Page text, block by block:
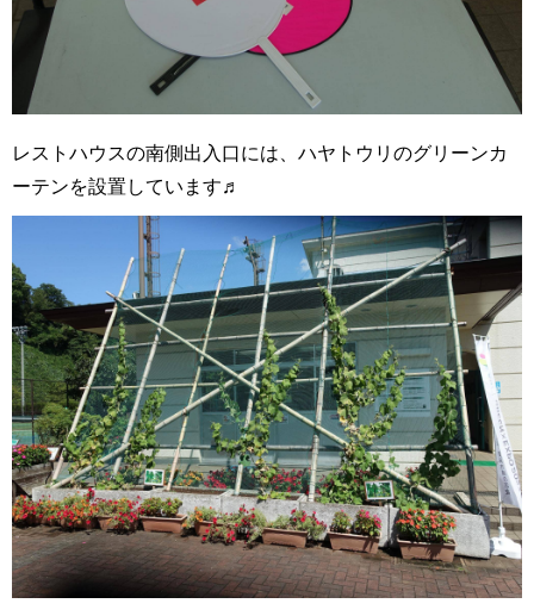
レストハウスの南側出入口には、ハヤトウリのグリーンカ
ーテンを設置しています♬